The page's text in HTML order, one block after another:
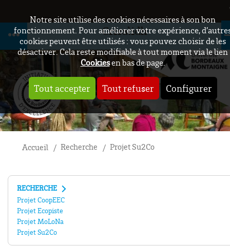
Notre site utilise des cookies nécessaires à son bon
fonctionnement. Pour améliorer votre expérience,
cookies peuvent être utilisés : vous pouvez choisir de les
désactiver. Cela reste modifiable à tout moment via le lien
Cookiesen bas de page.
Tout accepter Tout refuser Configurer
Crisalidh
Accueil Recherche Projet Su2Co
RECHERCHE
Projet CoopEEC
Projet Ecopiste
Projet MoLoNa
Projet Su2Co